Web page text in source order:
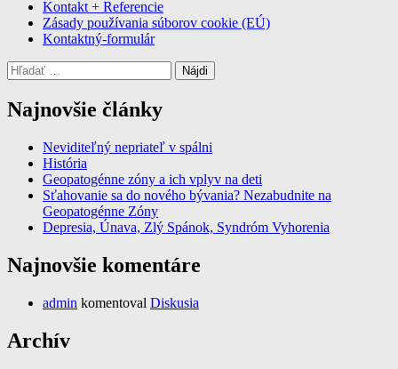
Kontakt + Referencie
Zásady používania súborov cookie (EÚ)
Kontaktný-formulár
Hľadať:
Najnovšie články
Neviditeľný nepriateľ v spálni
História
Geopatogénne zóny a ich vplyv na deti
Sťahovanie sa do nového bývania? Nezabudnite na
Geopatogénne Zóny
Depresia, Únava, Zlý Spánok, Syndróm Vyhorenia
Najnovšie komentáre
admin komentoval Diskusia
Archív